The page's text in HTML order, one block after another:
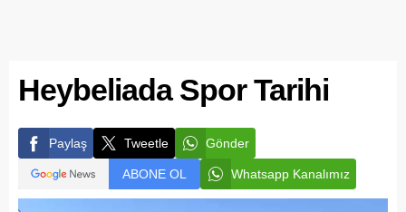
Heybeliada Spor Tarihi
Paylaş Tweetle Gönder
ABONE OL Whatsapp Kanalımız